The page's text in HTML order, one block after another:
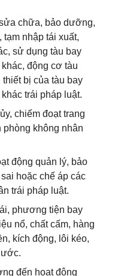
chữa, bảo dưỡng,
tạm nhập tái xuất,
sử dụng tàu bay
động cơ tàu
thiết bị của tàu bay
trái pháp luật.
chiếm đoạt trang
phòng không nhân
động quản lý, bảo
hoặc chế áp các
trái pháp luật.
phương tiện bay
nổ, chất cấm, hàng
kích động, lôi kéo,
đến hoạt động